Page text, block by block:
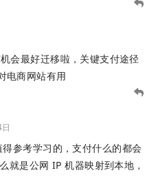
会最好迁移啦，关键支付途径
电商网站有用
参考学习的，支付什么的都会
就是公网 IP 机器映射到本地，